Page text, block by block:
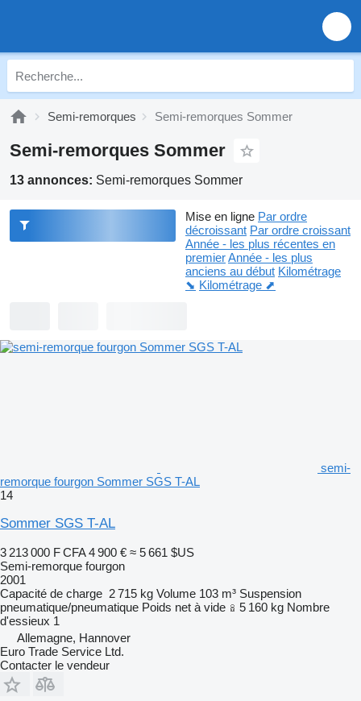
Semi-remorques Semi-remorques Sommer
Semi-remorques Sommer
13 annonces: Semi-remorques Sommer
Mise en ligne Par ordre
décroissant Par ordre croissant
Année - les plus récentes en
premierAnnée - les plus
anciens au début Kilométrage
⬊ Kilométrage ⬈
semi-
remorque fourgon Sommer SGS T-AL
14
Sommer SGS T-AL
3 213 000 F CFA 4 900 € ≈ 5 661 $US
Semi-remorque fourgon
2001
Capacité de charge 2 715 kg Volume 103 m³ Suspension
pneumatique/pneumatique Poids net à vide 5 160 kg Nombre
d'essieux 1
Allemagne, Hannover
Euro Trade Service Ltd.
Contacter le vendeur